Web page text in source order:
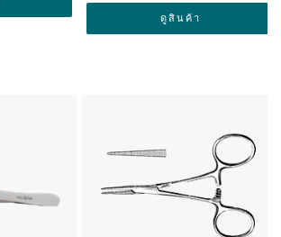
through
through
ดูสินค้า